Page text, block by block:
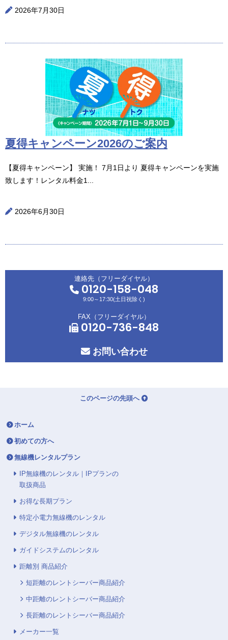
2026年7月30日
夏得キャンペーン2026のご案内
【夏得キャンペーン】 実施！ 7月1日より 夏得キャンペーンを実施
致します！レンタル料金1...
2026年6月30日
連絡先（フリーダイヤル）
0120-158-048
9:00～17:30(土日祝除く)
FAX（フリーダイヤル）
0120-736-848
お問い合わせ
このページの先頭へ
ホーム
初めての方へ
無線機レンタルプラン
IP無線機のレンタル｜IPプランの
取扱商品
お得な長期プラン
特定小電力無線機のレンタル
デジタル無線機のレンタル
ガイドシステムのレンタル
距離別 商品紹介
短距離のレントシーバー商品紹介
中距離のレントシーバー商品紹介
長距離のレントシーバー商品紹介
メーカー一覧